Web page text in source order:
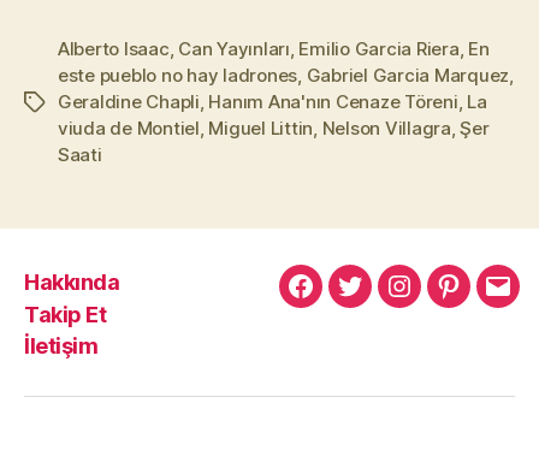
Etiketler
Alberto Isaac, Can Yayınları, Emilio Garcia Riera, En
este pueblo no hay ladrones, Gabriel Garcia Marquez,
Geraldine Chapli, Hanım Ana'nın Cenaze Töreni, La
viuda de Montiel, Miguel Littin, Nelson Villagra,Şer
Saati
Hakkında
Takip Et
İletişim
MuratMuratMuratPinterest